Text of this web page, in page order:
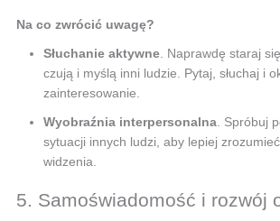
Na co zwrócić uwagę?
Słuchanie aktywne. Naprawdę staraj
czują i myślą inni ludzie. Pytaj, słuchaj i
zainteresowanie.
Wyobraźnia interpersonalna. Spróbuj
sytuacji innych ludzi, aby lepiej
widzenia.
5. Samoświadomość i rozwój